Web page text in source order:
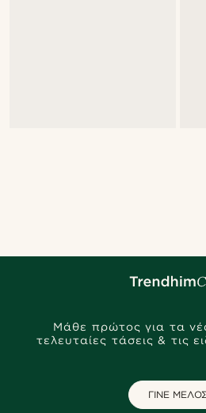
Μάθε πρώτος για τα
τελευταίες τάσεις & τις
ΓΙΝΕ